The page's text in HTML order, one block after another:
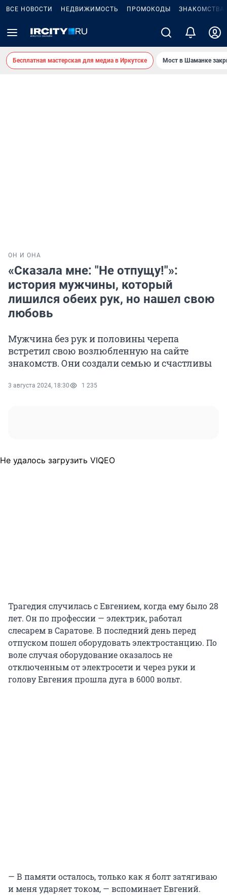
ВСЕ НОВОСТИ НЕДВИЖИМОСТЬ ПРОМОКОДЫ ЗНАКОМСТВА
Бесплатная мастерская для медиа в Иркутске Мост в Шаманке
ОН И ОНА
«Сказала мне: "Не отпущу!"»:
история мужчины, который
лишился обеих рук, но нашел свою
любовь
Мужчина без рук и половины черепа
встретил свою возлюбленную на сайте
знакомств. Они создали семью и счастливы
3 августа 2024, 18:30 1 235
Не удалось загрузить VIQEO
Трагедия случилась с Евгением, когда ему было 28
лет. Он по профессии — электрик, работал
слесарем в Саратове. В последний день перед
отпуском пошел оборудовать электростанцию. По
воле случая оборудование оказалось не
отключенным от электросети и через руки и
голову Евгения прошла дуга в 6000 вольт.
— В памяти осталось, только как я болт затягиваю
и меня ударяет током, — вспоминает Евгений.